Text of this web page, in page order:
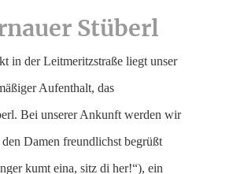
Stüberl
in der Leitmeritzstraße liegt unser
Aufenthalt, das
Bei unserer Ankunft werden wir
Damen freundlichst begrüßt
kumt eina, sitz di her!“), ein